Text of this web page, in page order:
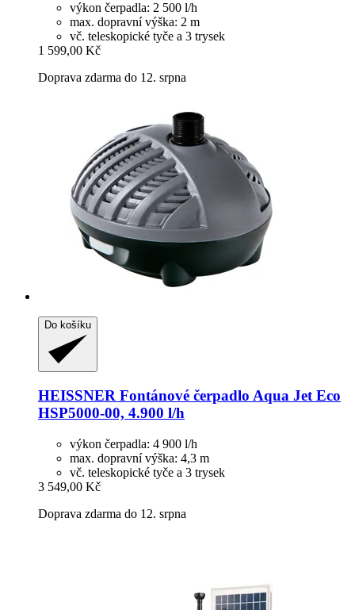
výkon čerpadla: 2 500 l/h
max. dopravní výška: 2 m
vč. teleskopické tyče a 3 trysek
1 599,00 Kč
Doprava zdarma do 12. srpna
Do košíku
HEISSNER Fontánové čerpadlo Aqua Jet Eco
HSP5000-​00, 4.900 l/h
výkon čerpadla: 4 900 l/h
max. dopravní výška: 4,3 m
vč. teleskopické tyče a 3 trysek
3 549,00 Kč
Doprava zdarma do 12. srpna